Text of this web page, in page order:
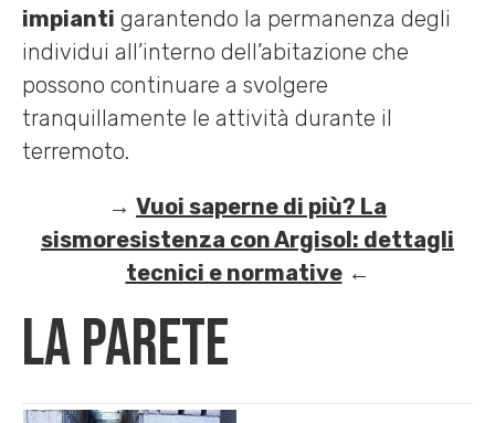
impianti garantendo la permanenza degli
individui all’interno dell’abitazione che
possono continuare a svolgere
tranquillamente le attività durante il
terremoto.
→ Vuoi saperne di più? La
sismoresistenza con Argisol: dettagli
tecnici e normative←
La Parete